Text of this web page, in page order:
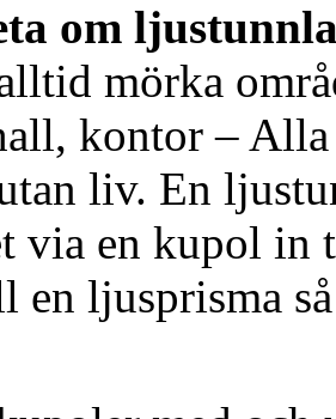
om
mörka
kontor – Alla
liv. En
via en kupol in
en ljusprisma